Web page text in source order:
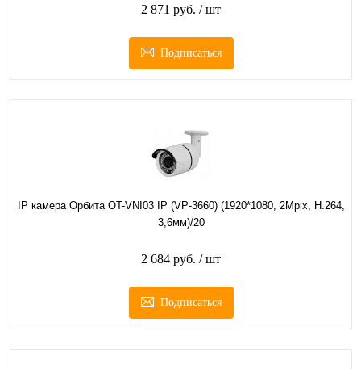
2 871 руб. / шт
Подписаться
IP камера Орбита OT-VNI03 IP (VP-3660) (1920*1080, 2Mpix, H.264,
3,6мм)/20
2 684 руб. / шт
Подписаться